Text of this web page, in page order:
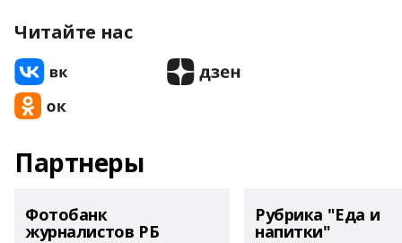
Читайте нас
Партнеры
Фотобанк
журналистов РБ
Рубрика "Еда и
напитки"